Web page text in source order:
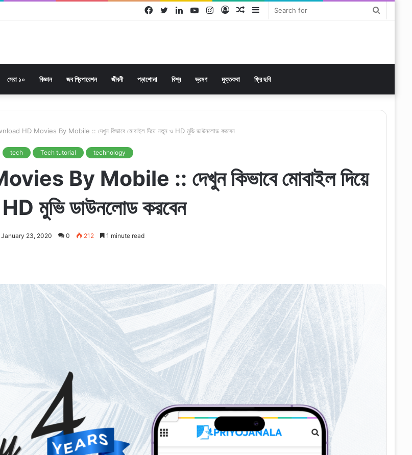
Sidebar
Random
Log
Instagram
YouTube
LinkedIn
Twitter
Facebook
সেরা ১০ বিজ্ঞান জব প্রিপারেশন জীবনী পড়াশোনা বিশ্ব ভ্রমণ মুক্তকথা ফ্রি ছবি
HD Movies By Mobile :: দেখুন কিভাবে মোবাইল দিয়ে নতুন ও HD মুভি ডাউনলোড করবেন
tech Tech tutorial technology
By Mobile :: দেখুন কিভাবে মোবাইল দিয়ে
মুভি ডাউনলোড করবেন
January 23, 2020 0 212 1 minute read